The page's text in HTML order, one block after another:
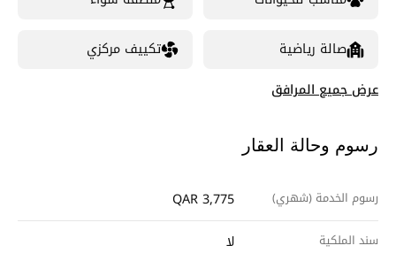
صالة رياضية
تكييف مركزي
عرض جميع المرافق
رسوم وحالة العقار
رسوم الخدمة (شهري) QAR 3,775
سند الملكية لا